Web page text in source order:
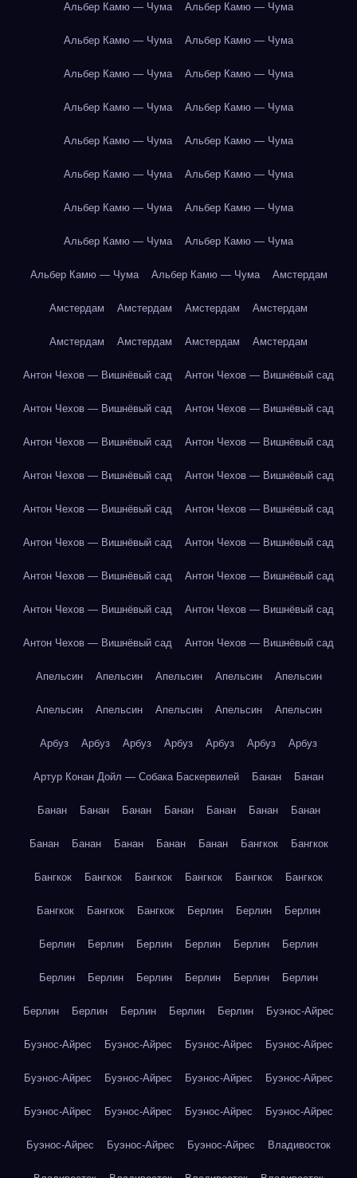
Альбер Камю — Чума Альбер Камю — Чума
Альбер Камю — Чума Альбер Камю — Чума
Альбер Камю — Чума Альбер Камю — Чума
Альбер Камю — Чума Альбер Камю — Чума
Альбер Камю — Чума Альбер Камю — Чума
Альбер Камю — Чума Альбер Камю — Чума
Альбер Камю — Чума Альбер Камю — Чума
Альбер Камю — Чума Альбер Камю — Чума
Альбер Камю — Чума Альбер Камю — Чума Амстердам
Амстердам Амстердам Амстердам Амстердам
Амстердам Амстердам Амстердам Амстердам
Антон Чехов — Вишнёвый сад Антон Чехов — Вишнёвый сад
Антон Чехов — Вишнёвый сад Антон Чехов — Вишнёвый сад
Антон Чехов — Вишнёвый сад Антон Чехов — Вишнёвый сад
Антон Чехов — Вишнёвый сад Антон Чехов — Вишнёвый сад
Антон Чехов — Вишнёвый сад Антон Чехов — Вишнёвый сад
Антон Чехов — Вишнёвый сад Антон Чехов — Вишнёвый сад
Антон Чехов — Вишнёвый сад Антон Чехов — Вишнёвый сад
Антон Чехов — Вишнёвый сад Антон Чехов — Вишнёвый сад
Антон Чехов — Вишнёвый сад Антон Чехов — Вишнёвый сад
Апельсин Апельсин Апельсин Апельсин Апельсин
Апельсин Апельсин Апельсин Апельсин Апельсин
Арбуз Арбуз Арбуз Арбуз Арбуз Арбуз Арбуз
Артур Конан Дойл — Собака Баскервилей Банан Банан
Банан Банан Банан Банан Банан Банан Банан
Банан Банан Банан Банан Банан Бангкок Бангкок
Бангкок Бангкок Бангкок Бангкок Бангкок Бангкок
Бангкок Бангкок Бангкок Берлин Берлин Берлин
Берлин Берлин Берлин Берлин Берлин Берлин
Берлин Берлин Берлин Берлин Берлин Берлин
Берлин Берлин Берлин Берлин Берлин Буэнос-Айрес
Буэнос-Айрес Буэнос-Айрес Буэнос-Айрес Буэнос-Айрес
Буэнос-Айрес Буэнос-Айрес Буэнос-Айрес Буэнос-Айрес
Буэнос-Айрес Буэнос-Айрес Буэнос-Айрес Буэнос-Айрес
Буэнос-Айрес Буэнос-Айрес Буэнос-Айрес Владивосток